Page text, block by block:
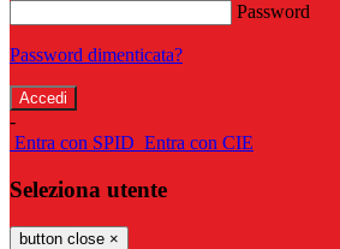
Password
Password dimenticata?
-
Entra con SPID Entra con CIE
Seleziona utente
button close ×